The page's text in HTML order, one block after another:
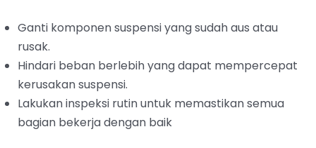
Ganti komponen suspensi yang sudah aus atau
rusak.
Hindari beban berlebih yang dapat mempercepat
kerusakan suspensi.
Lakukan inspeksi rutin untuk memastikan semua
bagian bekerja dengan baik